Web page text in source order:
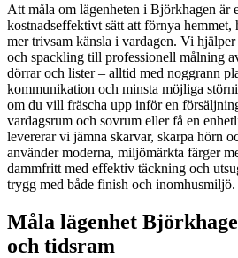
Att måla om lägenheten i Björkhagen är
kostnadseffektivt sätt att förnya hemmet,
mer trivsam känsla i vardagen. Vi
och spackling till professionell målning
dörrar och lister – alltid med noggrann
kommunikation och minsta möjliga
om du vill fräscha upp inför en
vardagsrum och sovrum eller få en
levererar vi jämna skarvar, skarpa hörn
använder moderna, miljömärkta färger
dammfritt med effektiv täckning och
trygg med både finish och inomhusmiljö.
Måla lägenhet
och tidsram